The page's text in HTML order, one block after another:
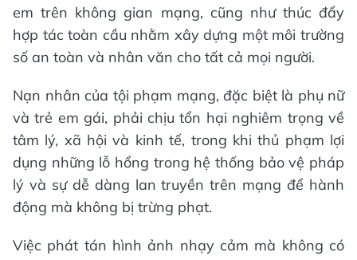
em trên không gian mạng, cũng như thúc đẩy
hợp tác toàn cầu nhằm xây dựng một môi trường
số an toàn và nhân văn cho tất cả mọi người.
Nạn nhân của tội phạm mạng, đặc biệt là phụ nữ
và trẻ em gái, phải chịu tổn hại nghiêm trọng về
tâm lý, xã hội và kinh tế, trong khi thủ phạm lợi
dụng những lỗ hổng trong hệ thống bảo vệ pháp
lý và sự dễ dàng lan truyền trên mạng để hành
động mà không bị trừng phạt.
Việc phát tán hình ảnh nhạy cảm mà không có